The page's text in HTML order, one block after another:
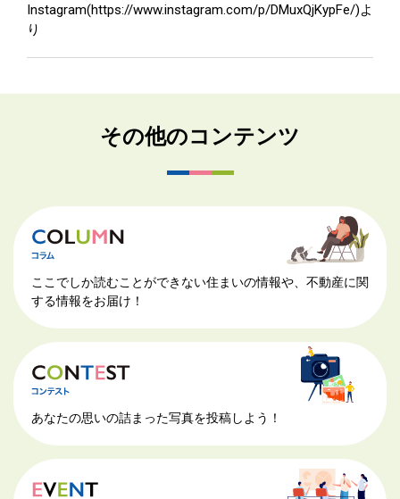
Instagram(https://www.instagram.com/p/DMuxQjKypFe/)よ
り
その他のコンテンツ
ここでしか読むことができない住まいの情報や、不動産に関
する情報をお届け！
あなたの思いの詰まった写真を投稿しよう！